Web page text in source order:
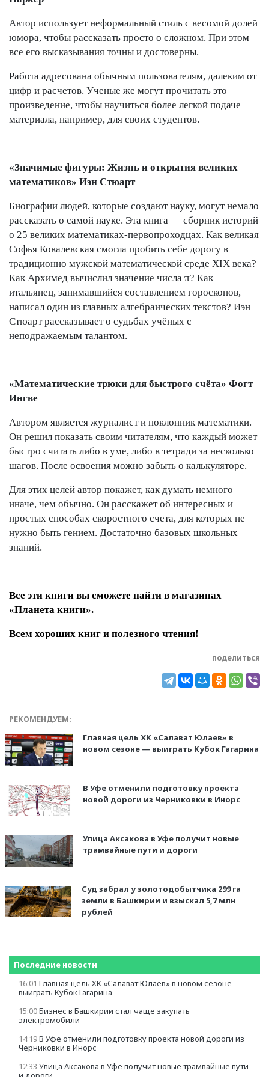
Автор использует неформальный стиль с весомой долей
юмора, чтобы рассказать просто о сложном. При этом
все его высказывания точны и достоверны.
Работа адресована обычным пользователям, далеким от
цифр и расчетов. Ученые же могут прочитать это
произведение, чтобы научиться более легкой подаче
материала, например, для своих студентов.
«Значимые фигуры: Жизнь и открытия великих
математиков» Иэн Стюарт
Биографии людей, которые создают науку, могут немало
рассказать о самой науке. Эта книга — сборник историй
о 25 великих математиках-первопроходцах. Как великая
Софья Ковалевская смогла пробить себе дорогу в
традиционно мужской математической среде XIX века?
Как Архимед вычислил значение числа π? Как
итальянец, занимавшийся составлением гороскопов,
написал один из главных алгебраических текстов? Иэн
Стюарт рассказывает о судьбах учёных с
неподражаемым талантом.
«Математические трюки для быстрого счёта» Фогт
Ингве
Автором является журналист и поклонник математики.
Он решил показать своим читателям, что каждый может
быстро считать либо в уме, либо в тетради за несколько
шагов. После освоения можно забыть о калькуляторе.
Для этих целей автор покажет, как думать немного
иначе, чем обычно. Он расскажет об интересных и
простых способах скоростного счета, для которых не
нужно быть гением. Достаточно базовых школьных
знаний.
Все эти книги вы сможете найти в магазинах
«Планета книги».
Всем хороших книг и полезного чтения!
поделиться
РЕКОМЕНДУЕМ:
Главная цель ХК «Салават Юлаев» в
новом сезоне — выиграть Кубок Гагарина
В Уфе отменили подготовку проекта
новой дороги из Черниковки в Инорс
Улица Аксакова в Уфе получит новые
трамвайные пути и дороги
Суд забрал у золотодобытчика 299 га
земли в Башкирии и взыскал 5,7 млн
рублей
Последние новости
16:01 Главная цель ХК «Салават Юлаев» в новом сезоне —
выиграть Кубок Гагарина
15:00Бизнес в Башкирии стал чаще закупать
электромобили
14:19В Уфе отменили подготовку проекта новой дороги из
Черниковки в Инорс
12:33 Улица Аксакова в Уфе получит новые трамвайные пути